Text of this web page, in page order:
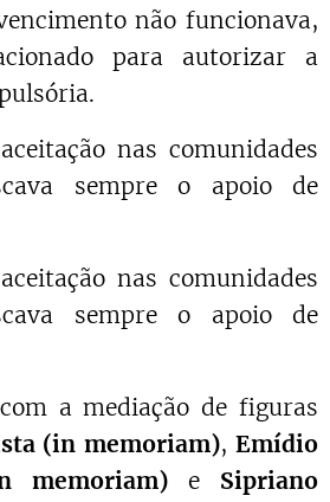
não funcionava,
para autorizar a
nas comunidades
sempre o apoio de
nas comunidades
sempre o apoio de
a mediação de figuras
(in memoriam),Emídio
memoriam) e Sipriano